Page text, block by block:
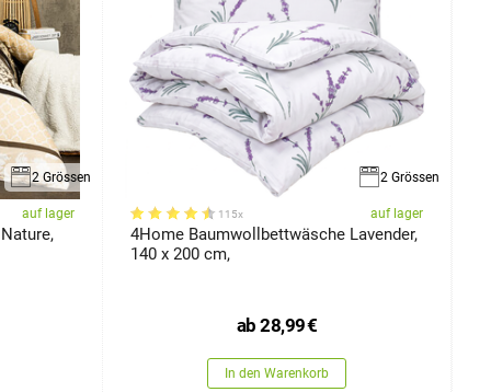
2 Grössen
auf lager
2 Grössen
115x auf lager
4Home Baumwollbettwäsche Lavender,
140 x 200 cm,
ab 28,99€
In den Warenkorb